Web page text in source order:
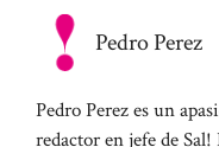
Pedro Perez
Pedro Perez es un
redactor en jefe de